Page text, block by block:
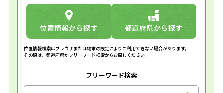
位置情報から探す 都道府県から探す
位置情報検索はブラウザまたは端末の設定によりご利用できない場合があります。
その際は、都道府県かフリーワード検索からお探しください。
フリーワード検索